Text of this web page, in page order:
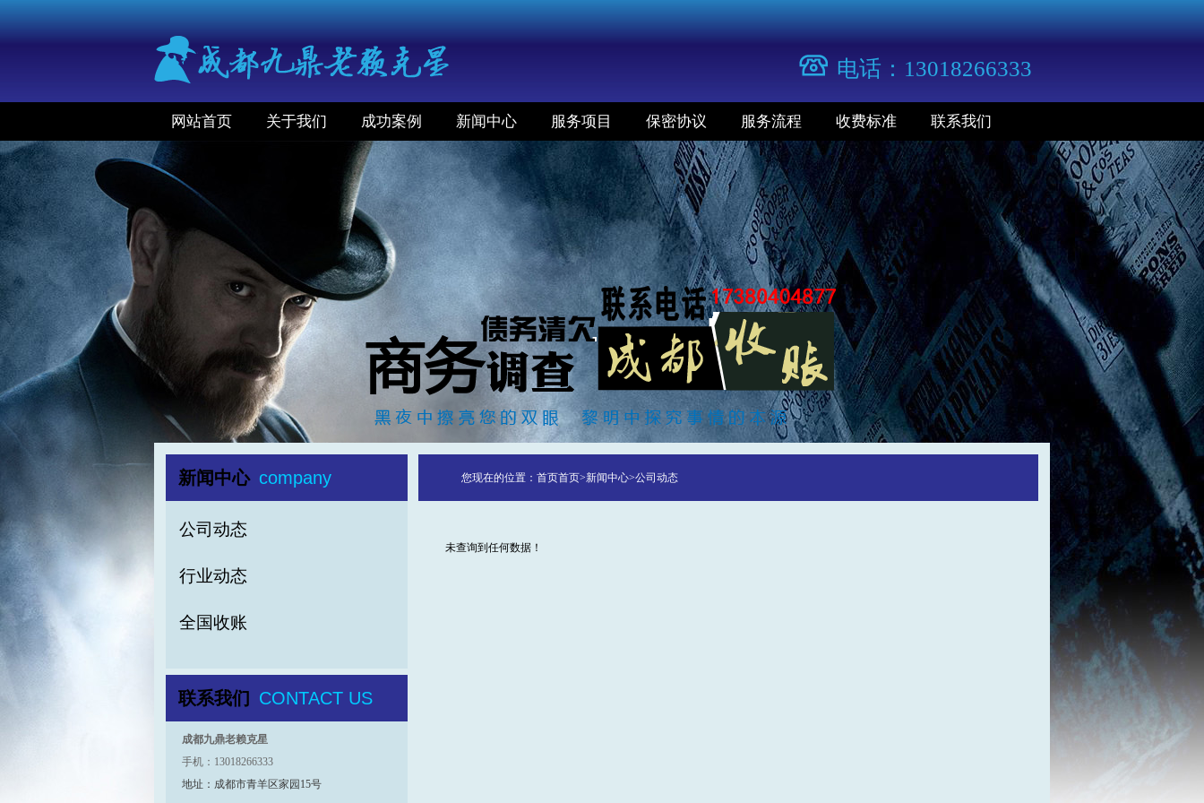
电话：13018266333
网站首页 关于我们 成功案例 新闻中心 服务项目 保密协议 服务流程 收费标准 联系我们
新闻中心 company
公司动态
行业动态
全国收账
联系我们 CONTACT US
成都九鼎老赖克星
手机：13018266333
地址：成都市青羊区家园15号
您现在的位置：首页首页>新闻中心>公司动态
未查询到任何数据！